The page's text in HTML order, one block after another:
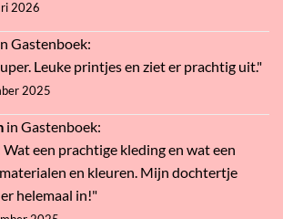
2026
Gastenboek:
Leuke printjes en ziet er prachtig uit."
2025
in Gastenboek:
een prachtige kleding en wat een
en kleuren. Mijn dochtertje
helemaal in!"